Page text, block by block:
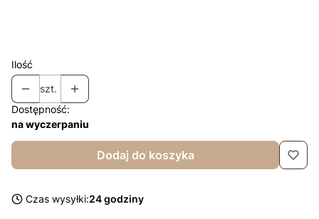
Ilość
szt.
Dostępność:
na wyczerpaniu
Dodaj do koszyka
Czas wysyłki:24 godziny